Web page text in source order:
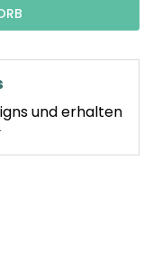
und erhalten